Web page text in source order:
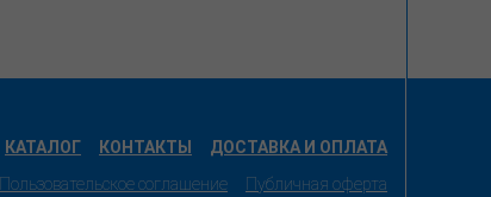
КАТАЛОГ КОНТАКТЫ
ДОСТАВКА И ОПЛАТА
Пользовательское соглашение Публичная оферта